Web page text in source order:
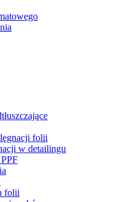
folii
w detailingu
folii